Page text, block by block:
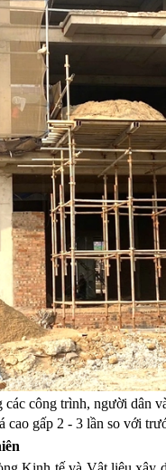
công trình, người dân
cao gấp 2 - 3 lần so với